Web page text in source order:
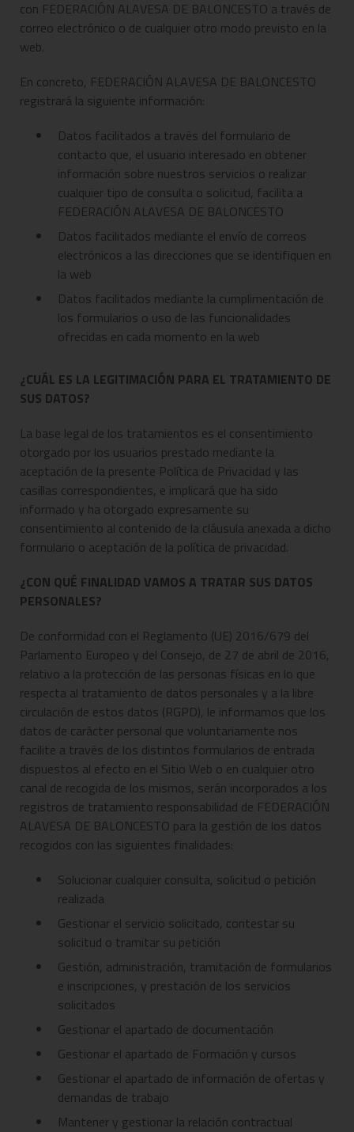
con FEDERACIÓN ALAVESA DE BALONCESTO a través de
correo electrónico o de cualquier otro modo previsto en la
web.
En concreto, FEDERACIÓN ALAVESA DE BALONCESTO
registrará la siguiente información:
Datos facilitados a través del formulario de
contacto que, el usuario interesado en obtener
información sobre nuestros servicios o realizar
cualquier tipo de consulta o solicitud, facilita a
FEDERACIÓN ALAVESA DE BALONCESTO
Datos facilitados mediante el envío de correos
electrónicos a las direcciones que se identifiquen en
la web
Datos facilitados mediante la cumplimentación de
los formularios o uso de las funcionalidades
ofrecidas en cada momento en la web
¿CUÁL ES LA LEGITIMACIÓN PARA EL TRATAMIENTO DE
SUS DATOS?
La base legal de los tratamientos es el consentimiento
otorgado por los usuarios prestado mediante la
aceptación de la presente Política de Privacidad y las
casillas correspondientes, e implicará que ha sido
informado y ha otorgado expresamente su
consentimiento al contenido de la cláusula anexada a dicho
formulario o aceptación de la política de privacidad.
¿CON QUÉ FINALIDAD VAMOS A TRATAR SUS DATOS
PERSONALES?
De conformidad con el Reglamento (UE) 2016/679 del
Parlamento Europeo y del Consejo, de 27 de abril de 2016,
relativo a la protección de las personas físicas en lo que
respecta al tratamiento de datos personales y a la libre
circulación de estos datos (RGPD), le informamos que los
datos de carácter personal que voluntariamente nos
facilite a través de los distintos formularios de entrada
dispuestos al efecto en el Sitio Web o en cualquier otro
canal de recogida de los mismos, serán incorporados a los
registros de tratamiento responsabilidad de FEDERACIÓN
ALAVESA DE BALONCESTO para la gestión de los datos
recogidos con las siguientes finalidades:
Solucionar cualquier consulta, solicitud o petición
realizada
Gestionar el servicio solicitado, contestar su
solicitud o tramitar su petición
Gestión, administración, tramitación de formularios
e inscripciones, y prestación de los servicios
solicitados
Gestionar el apartado de documentación
Gestionar el apartado de Formación y cursos
Gestionar el apartado de información de ofertas y
demandas de trabajo
Mantener y gestionar la relación contractual